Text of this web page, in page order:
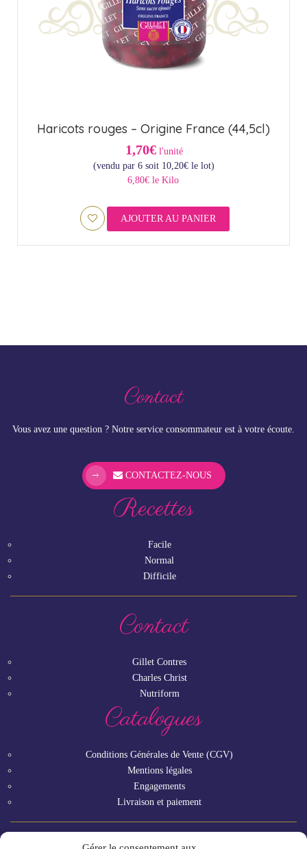
Haricots rouges – Origine France (44,5cl)
1,70€ l'unité
(vendu par 6 soit 10,20€le lot)
6,80€ le Kilo
AJOUTER AU PANIER
Contact
Vous avez une question ? Notre service consommateur est à votre écoute.
CONTACTEZ-NOUS
Recettes
Facile
Normal
Difficile
Contact
Gillet Contres
Charles Christ
Nutriform
Catalogues
Conditions Générales de Vente (CGV)
Mentions légales
Engagements
Livraison et paiement